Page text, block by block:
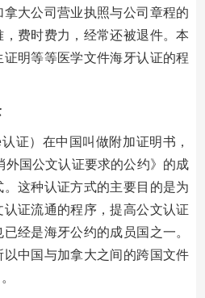
大公司营业执照与公司章程的
费时费力，经常还被退件。本
明等等医学文件海牙认证的程
证）在中国叫做附加证明书，
外国公文认证要求的公约》的成
这种认证方式的主要目的是为
证流通的程序，提高公文认证
经是海牙公约的成员国之一。
中国与加拿大之间的跨国文件